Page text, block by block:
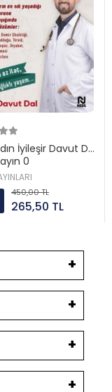
İyileşir Davut Dal
0
450,00 TL
265,50 TL